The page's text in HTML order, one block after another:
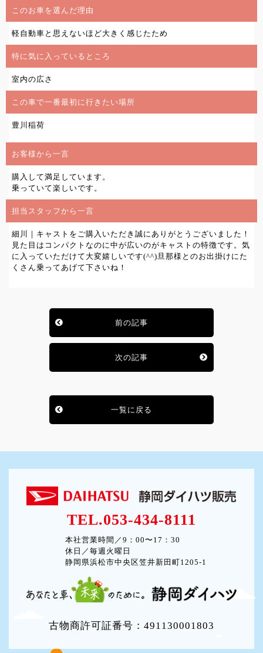
このお車を選んだ理由
軽自動車と思えないほど大きく感じたため
特に気に入っているところ
室内の広さ
この車で一番最初に行きたい場所
豊川稲荷
お客様から一言
購入して満足しています。
乗っていて楽しいです。
担当スタッフから一言
細川｜キャストをご購入いただき誠にありがとうございました！
見た目はコンパクトなのに中が広いのがキャストの特徴です。気
に入っていただけて大変嬉しいです(^^)旦那様とのお出掛けにた
くさん乗ってあげて下さいね！
前の記事
次の記事
一覧に戻る
TEL.053-434-8111
本社営業時間／9：00〜17：30
休日／毎週火曜日
静岡県浜松市中央区笠井新田町1205-1
古物商許可証番号：491130001803